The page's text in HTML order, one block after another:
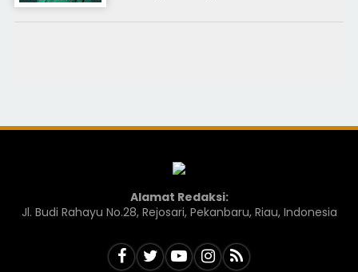
Alamat Redaksi:
Jl. Budi Rahayu No.28, Rejosari, Pekanbaru, Riau, Indonesia